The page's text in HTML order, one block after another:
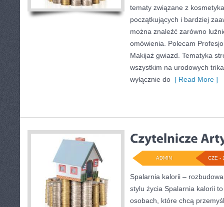
tematy związane z
początkujących i bardziej
można znaleźć zarówno
omówienia. Polecam
Makijaż gwiazd. Tematyka
wszystkim na urodowych
wyłącznie do [ Read More ]
CZE -
ADMIN
Spalarnia kalorii –
stylu życia Spalarnia kalorii
osobach, które chcą